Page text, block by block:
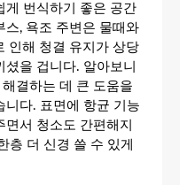
게 번식하기 좋은 공간
스, 욕조 주변은 물때와
인해 청결 유지가 상당
을 겁니다. 알아보니
결하는 데 큰 도움을
니다. 표면에 항균 기능
서 청소도 간편해지
층 더 신경 쓸 수 있게